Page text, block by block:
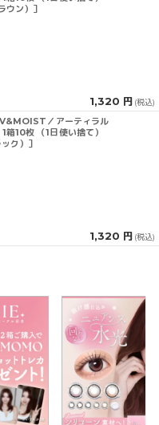
ン）］
1,320 円 (税込)
／アーティラル
10枚 （1日使い捨て）
ク）］
1,320 円 (税込)